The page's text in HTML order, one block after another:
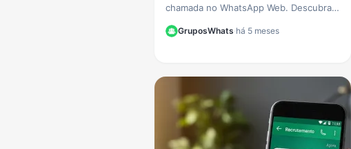
chamada no WhatsApp Web. Descubra
vídeo que chegou ao navegador sem
GruposWhats·há 5 meses